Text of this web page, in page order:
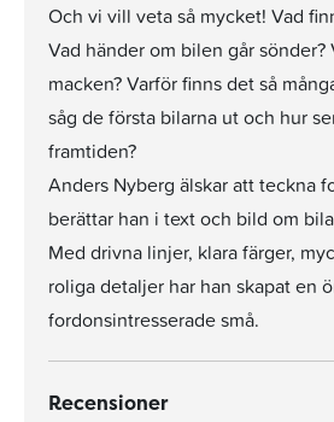
Och vi vill veta så mycket! Vad
Vad händer om bilen går sönder?
macken? Varför finns det så
såg de första bilarna ut och hur
framtiden?
Anders Nyberg älskar att teckna
berättar han i text och bild om
Med drivna linjer, klara färger,
roliga detaljer har han skapat en
fordonsintresserade små.
Recensioner